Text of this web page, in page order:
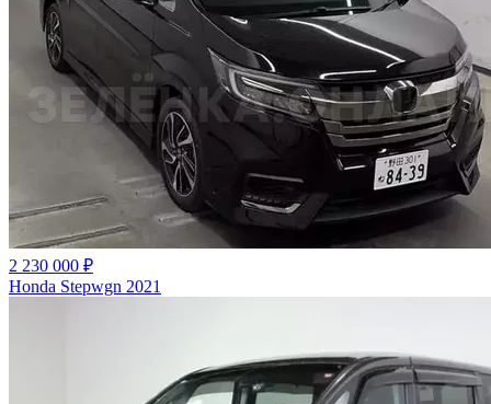
2 230 000 ₽
Honda Stepwgn 2021